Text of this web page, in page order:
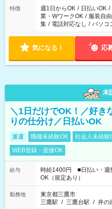
特徴 週1日からOK / 日払いOK /
業・WワークOK / 服装自由
集 / 電話対応なし / パソコ
気になる！ 応
未
＼1日だけでOK！／好き
りの仕分け／日払いOK
派遣 職種未経験OK 社会人未経験
WEB登録・面接OK
給与
時給1400円 ■日払い・週
OK（規定あり）
勤務地
東京都三鷹市
三鷹駅 / 三鷹台駅 / 井の